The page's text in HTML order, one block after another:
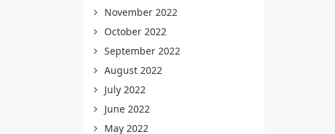
November 2022
October 2022
September 2022
August 2022
July 2022
June 2022
May 2022